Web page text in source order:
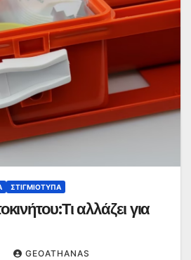
ΣΤΙΓΜΙΌΤΥΠΑ
αλλάζει για
GEOATHANAS